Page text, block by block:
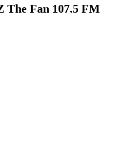
The Fan 107.5 FM